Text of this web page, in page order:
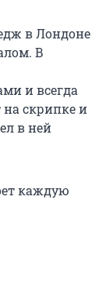
в Лондоне
В
и всегда
на скрипке и
в ней
каждую